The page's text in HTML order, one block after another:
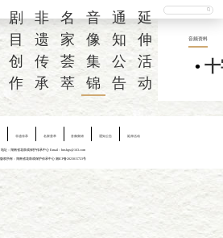
剧
目
创
作
非
遗
传
承
名
家
荟
萃
音
像
集
锦
通
知
公
告
延
伸
活
动
音频资料
•
非遗传承 名家荟萃 音像集锦 通知公告 延伸活动
地址：湖南省花鼓戏保护传承中心 E-mail：hnshgx@163.com
版权所有：湖南省花鼓戏保护传承中心 湘ICP备2023015723号